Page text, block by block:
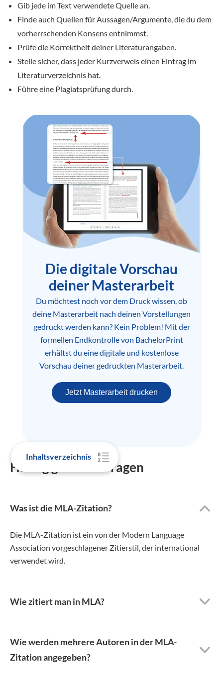
Inhaltsverzeichnis
Gib jede im Text verwendete Quelle an.
Finde auch Quellen für Aussagen/Argumente, die du dem
vorherrschenden Konsens entnimmst.
Prüfe die Korrektheit deiner Literaturangaben.
Stelle sicher, dass jeder Kurzverweis einen Eintrag im
Literaturverzeichnis hat.
Führe eine Plagiatsprüfung durch.
Die digitale Vorschau
deiner Masterarbeit
Du möchtest noch vor dem Druck wissen, ob
deine Masterarbeit nach deinen Vorstellungen
gedruckt werden kann? Kein Problem! Mit der
formellen Endkontrolle von BachelorPrint
erhältst du eine digitale und kostenlose
Vorschau deiner gedruckten Masterarbeit.
Jetzt Masterarbeit drucken
Häufig gestellte Fragen
Was ist die MLA-Zitation?
Die MLA-Zitation ist ein von der Modern Language
Association vorgeschlagener Zitierstil, der international
verwendet wird.
Wie zitiert man in MLA?
Wie werden mehrere Autoren in der MLA-
Zitation angegeben?